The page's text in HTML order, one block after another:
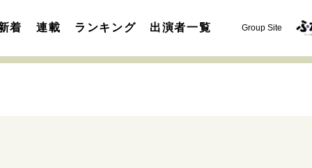
着 連載 ランキング 出演者一覧 Group Site